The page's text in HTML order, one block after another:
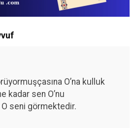
O’na kulluk
kadar sen O’nu
seni görmektedir.